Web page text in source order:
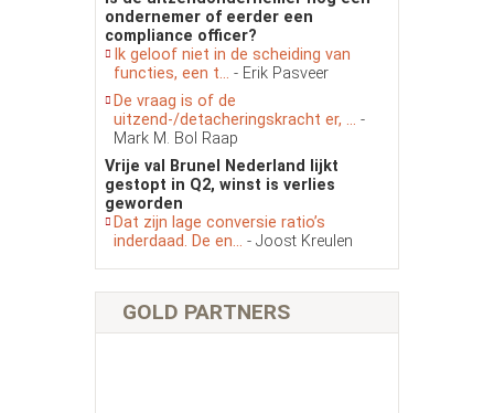
ondernemer of eerder een
compliance officer?
Ik geloof niet in de scheiding van
functies, een t... - Erik Pasveer
De vraag is of de
uitzend-/detacheringskracht er, ... -
Mark M. Bol Raap
Vrije val Brunel Nederland lijkt
gestopt in Q2, winst is verlies
geworden
Dat zijn lage conversie ratio’s
inderdaad. De en... - Joost Kreulen
GOLD PARTNERS